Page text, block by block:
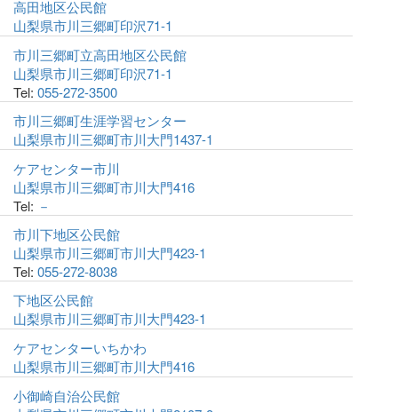
高田地区公民館
山梨県市川三郷町印沢71-1
市川三郷町立高田地区公民館
山梨県市川三郷町印沢71-1
Tel: 055-272-3500
市川三郷町生涯学習センター
山梨県市川三郷町市川大門1437-1
ケアセンター市川
山梨県市川三郷町市川大門416
Tel: －
市川下地区公民館
山梨県市川三郷町市川大門423-1
Tel: 055-272-8038
下地区公民館
山梨県市川三郷町市川大門423-1
ケアセンターいちかわ
山梨県市川三郷町市川大門416
小御崎自治公民館